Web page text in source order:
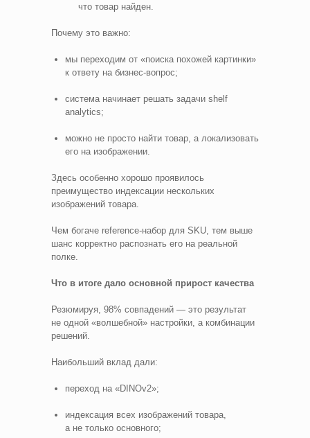
что товар найден.
Почему это важно:
мы переходим от «поиска похожей картинки»
к ответу на бизнес‑вопрос;
система начинает решать задачи shelf
analytics;
можно не просто найти товар, а локализовать
его на изображении.
Здесь особенно хорошо проявилось
преимущество индексации нескольких
изображений товара.
Чем богаче reference‑набор для SKU, тем выше
шанс корректно распознать его на реальной
полке.
Что в итоге дало основной прирост качества
Резюмируя, 98% совпадений — это результат
не одной «волшебной» настройки, а комбинации
решений.
Наибольший вклад дали:
переход на «DINOv2»;
индексация всех изображений товара,
а не только основного;